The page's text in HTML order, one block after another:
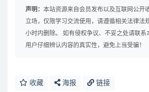
声明： 本站资源来自会员发布以及互联网公开
立场，仅限学习交流使用，请遵循相关法律法
小时内删除。 如有侵权争议、不妥之处请联系
用户仔细辨认内容的真实性，避免上当受骗！
收藏 海报 链接